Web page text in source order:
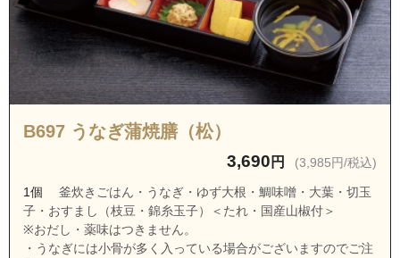
茨城県つくば市高野台３丁目
茨城県つくば市下横場
茨城県つくば市鷹野原
茨城県稲敷郡阿見町実穀
茨城県稲敷郡阿見町上長
B697 うなぎ蒲焼膳（松）
3,690 円 (3,985円/税込)
1個
釜炊きごはん・うなぎ・ゆず大根・鯛味噌・大葉・切玉
子・おすまし（枝豆・錦糸玉子）＜たれ・国産山椒付＞
※おだし・薬味はつきません。
・うなぎには小骨が多く入っている場合がございますのでご注